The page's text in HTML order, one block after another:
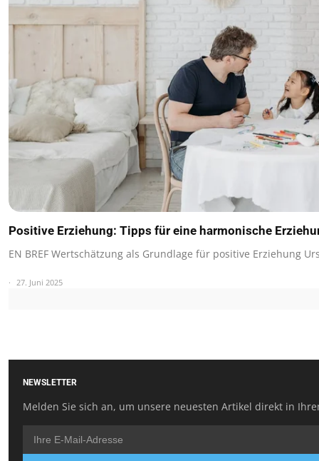
Positive Erziehung: Tipps für eine harmonische
EN BREF Wertschätzung als Grundlage für positive Erziehung
27. Juni 2025
NEWSLETTER
Melden Sie sich an, um unsere neuesten Artikel direkt in